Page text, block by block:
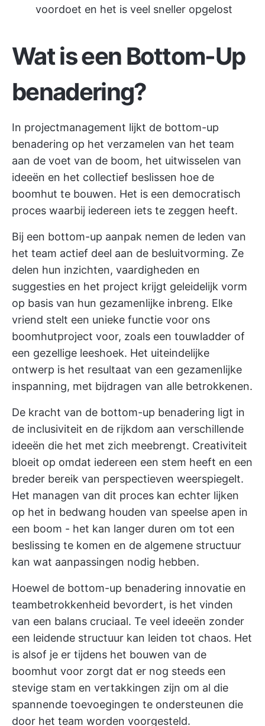
voordoet en het is veel sneller opgelost
Wat is een Bottom-Up
benadering?
In projectmanagement lijkt de bottom-up
benadering op het verzamelen van het team
aan de voet van de boom, het uitwisselen van
ideeën en het collectief beslissen hoe de
boomhut te bouwen. Het is een democratisch
proces waarbij iedereen iets te zeggen heeft.
Bij een bottom-up aanpak nemen de leden van
het team actief deel aan de besluitvorming. Ze
delen hun inzichten, vaardigheden en
suggesties en het project krijgt geleidelijk vorm
op basis van hun gezamenlijke inbreng. Elke
vriend stelt een unieke functie voor ons
boomhutproject voor, zoals een touwladder of
een gezellige leeshoek. Het uiteindelijke
ontwerp is het resultaat van een gezamenlijke
inspanning, met bijdragen van alle betrokkenen.
De kracht van de bottom-up benadering ligt in
de inclusiviteit en de rijkdom aan verschillende
ideeën die het met zich meebrengt. Creativiteit
bloeit op omdat iedereen een stem heeft en een
breder bereik van perspectieven weerspiegelt.
Het managen van dit proces kan echter lijken
op het in bedwang houden van speelse apen in
een boom - het kan langer duren om tot een
beslissing te komen en de algemene structuur
kan wat aanpassingen nodig hebben.
Hoewel de bottom-up benadering innovatie en
teambetrokkenheid bevordert, is het vinden
van een balans cruciaal. Te veel ideeën zonder
een leidende structuur kan leiden tot chaos. Het
is alsof je er tijdens het bouwen van de
boomhut voor zorgt dat er nog steeds een
stevige stam en vertakkingen zijn om al die
spannende toevoegingen te ondersteunen die
door het team worden voorgesteld.